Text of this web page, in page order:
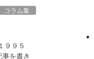
コラム集
９９５
を書き